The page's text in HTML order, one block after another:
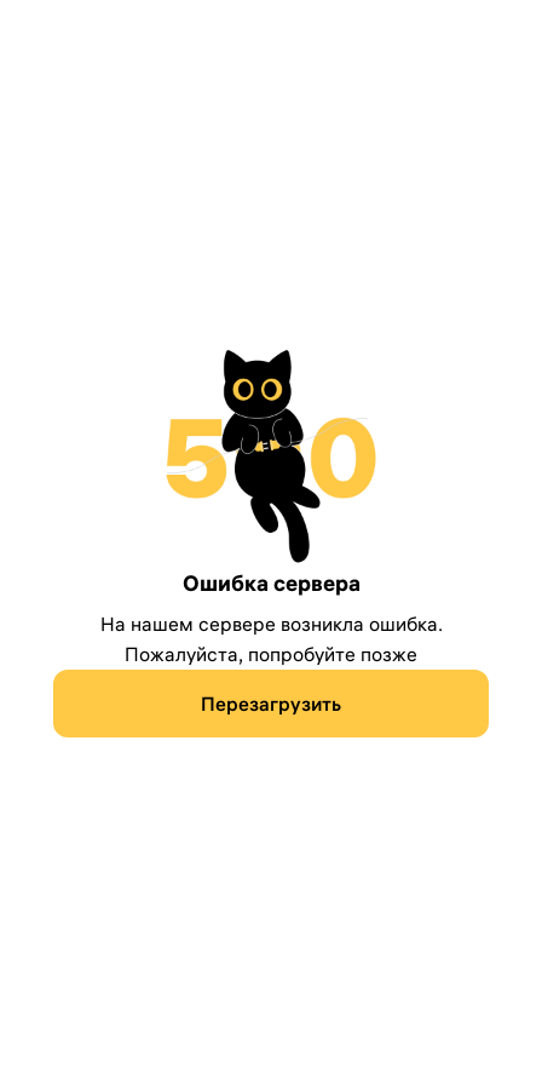
Ошибка сервера
На нашем сервере возникла ошибка.
Пожалуйста, попробуйте позже
Перезагрузить